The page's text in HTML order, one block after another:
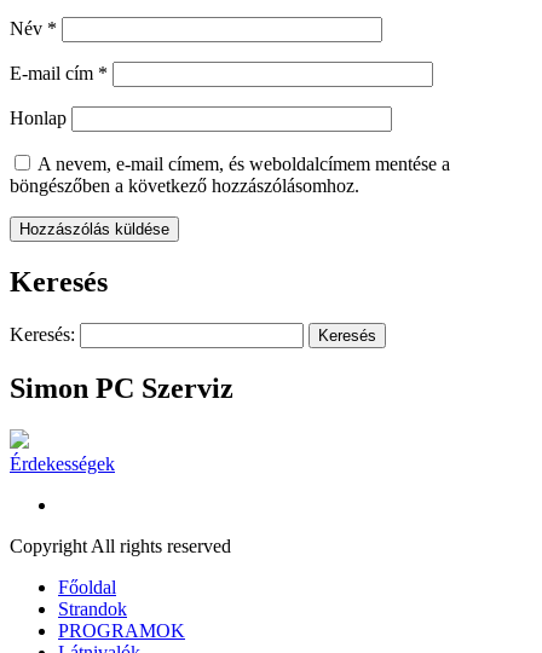
Név *
E-mail cím *
Honlap
A nevem, e-mail címem, és weboldalcímem mentése a
böngészőben a következő hozzászólásomhoz.
Keresés
Keresés:
Simon PC Szerviz
Érdekességek
Copyright All rights reserved
Főoldal
Strandok
PROGRAMOK